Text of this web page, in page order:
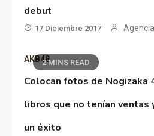
debut
17 Diciembre 2017
2 MINS READ
AKB48
Colocan fotos de Nogizaka
libros que no tenían ventas
un éxito